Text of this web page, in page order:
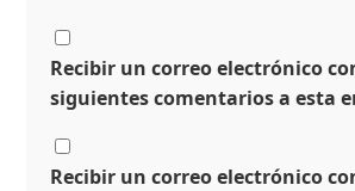
Recibir un correo electrónico
siguientes comentarios a esta
Recibir un correo electrónico